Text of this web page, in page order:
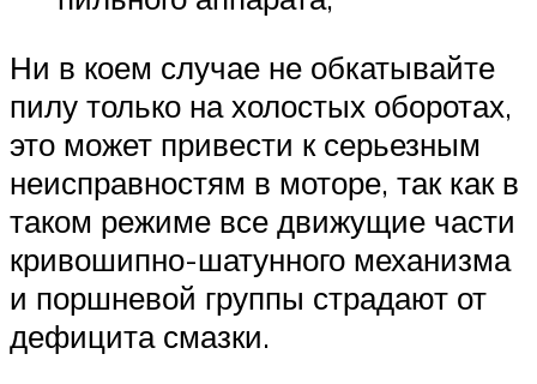
Ни в коем случае не обкатывайте
пилу только на холостых оборотах,
это может привести к серьезным
неисправностям в моторе, так как в
таком режиме все движущие части
кривошипно-шатунного механизма
и поршневой группы страдают от
дефицита смазки.